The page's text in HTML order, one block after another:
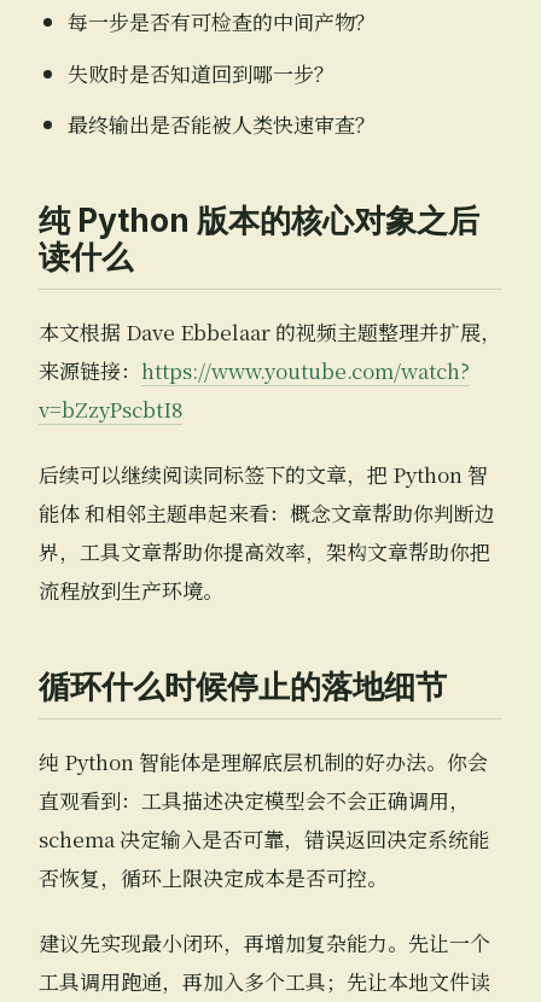
每一步是否有可检查的中间产物？
失败时是否知道回到哪一步？
最终输出是否能被人类快速审查？
纯 Python 版本的核心对象之后
读什么
本文根据 Dave Ebbelaar 的视频主题整理并扩展，
来源链接： https://www.youtube.com/watch?
v=bZzyPscbtI8
后续可以继续阅读同标签下的文章，把 Python 智
能体 和相邻主题串起来看：概念文章帮助你判断边
界，工具文章帮助你提高效率，架构文章帮助你把
流程放到生产环境。
循环什么时候停止的落地细节
纯 Python 智能体是理解底层机制的好办法。你会
直观看到：工具描述决定模型会不会正确调用，
schema 决定输入是否可靠，错误返回决定系统能
否恢复，循环上限决定成本是否可控。
建议先实现最小闭环，再增加复杂能力。先让一个
工具调用跑通，再加入多个工具；先让本地文件读